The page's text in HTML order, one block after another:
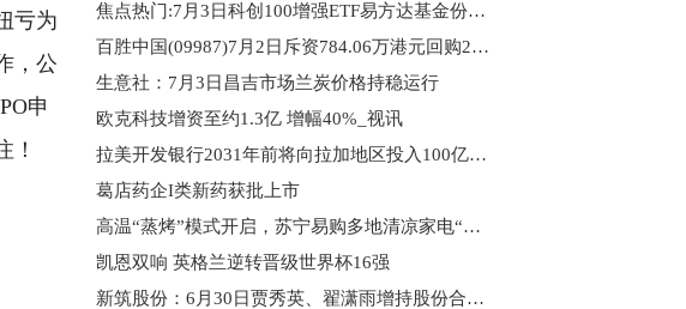
亏为
，公
申
！
焦点热门:7月3日科创100增强ETF易方达基金份额减少100万份，重仓股源杰科技、华虹公司、睿创微纳
百胜中国(09987)7月2日斥资784.06万港元回购2.42万股_每日速递
生意社：7月3日昌吉市场兰炭价格持稳运行
欧克科技增资至约1.3亿 增幅40%_视讯
拉美开发银行2031年前将向拉加地区投入100亿美元
葛店药企I类新药获批上市
高温“蒸烤”模式开启，苏宁易购多地清凉家电“爆单” 视焦点讯
凯恩双响 英格兰逆转晋级世界杯16强
新筑股份：6月30日贾秀英、翟潇雨增持股份合计5万股